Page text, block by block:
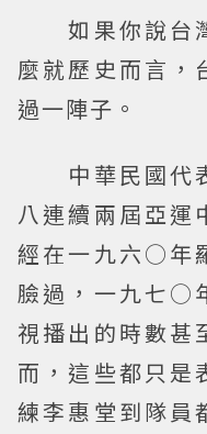
如果你說台灣
麼就歷史而言，
過一陣子。
中華民國代表
八連續兩屆亞運
經在一九六○年
臉過，一九七○
視播出的時數甚
而，這些都只是
練李惠堂到隊員